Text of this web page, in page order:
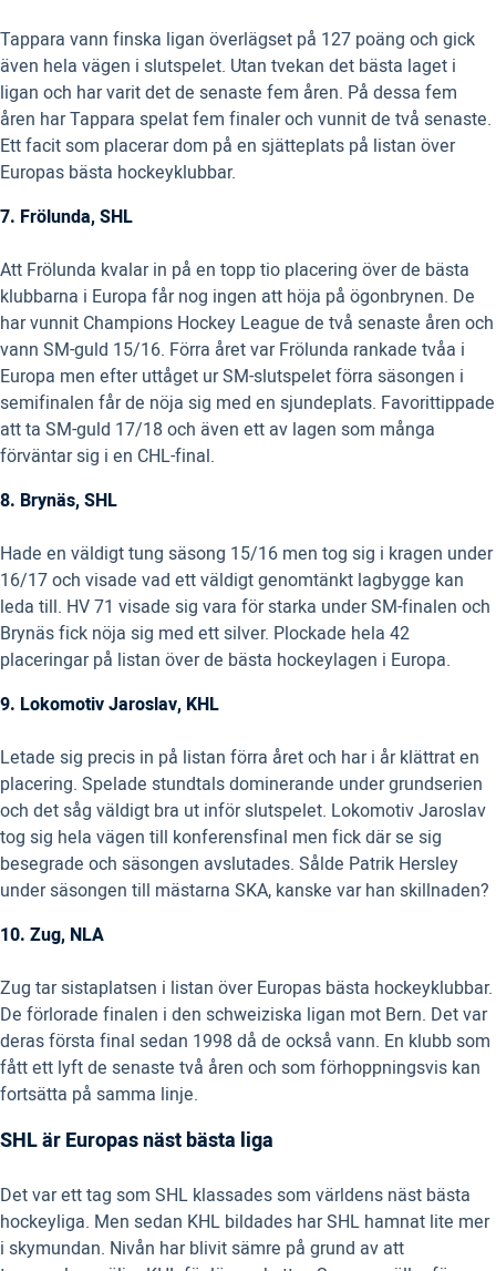
Tappara vann finska ligan överlägset på 127 poäng och gick
även hela vägen i slutspelet. Utan tvekan det bästa laget i
ligan och har varit det de senaste fem åren. På dessa fem
åren har Tappara spelat fem finaler och vunnit de två senaste.
Ett facit som placerar dom på en sjätteplats på listan över
Europas bästa hockeyklubbar.
7. Frölunda, SHL
Att Frölunda kvalar in på en topp tio placering över de bästa
klubbarna i Europa får nog ingen att höja på ögonbrynen. De
har vunnit Champions Hockey League de två senaste åren och
vann SM-guld 15/16. Förra året var Frölunda rankade tvåa i
Europa men efter uttåget ur SM-slutspelet förra säsongen i
semifinalen får de nöja sig med en sjundeplats. Favorittippade
att ta SM-guld 17/18 och även ett av lagen som många
förväntar sig i en CHL-final.
8. Brynäs, SHL
Hade en väldigt tung säsong 15/16 men tog sig i kragen under
16/17 och visade vad ett väldigt genomtänkt lagbygge kan
leda till. HV 71 visade sig vara för starka under SM-finalen och
Brynäs fick nöja sig med ett silver. Plockade hela 42
placeringar på listan över de bästa hockeylagen i Europa.
9. Lokomotiv Jaroslav, KHL
Letade sig precis in på listan förra året och har i år klättrat en
placering. Spelade stundtals dominerande under grundserien
och det såg väldigt bra ut inför slutspelet. Lokomotiv Jaroslav
tog sig hela vägen till konferensfinal men fick där se sig
besegrade och säsongen avslutades. Sålde Patrik Hersley
under säsongen till mästarna SKA, kanske var han skillnaden?
10. Zug, NLA
Zug tar sistaplatsen i listan över Europas bästa hockeyklubbar.
De förlorade finalen i den schweiziska ligan mot Bern. Det var
deras första final sedan 1998 då de också vann. En klubb som
fått ett lyft de senaste två åren och som förhoppningsvis kan
fortsätta på samma linje.
SHL är Europas näst bästa liga
Det var ett tag som SHL klassades som världens näst bästa
hockeyliga. Men sedan KHL bildades har SHL hamnat lite mer
i skymundan. Nivån har blivit sämre på grund av att